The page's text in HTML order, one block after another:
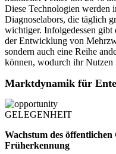
Diese Technologien werden
Diagnoselabors, die täglich
wichtiger. Infolgedessen gibt
der Entwicklung von
sondern auch eine Reihe
können, wodurch ihr
Marktdynamik für
GELEGENHEIT
Wachstum des öffentlichen
Früherkennung